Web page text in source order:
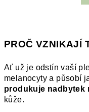
PROČ VZNIKAJÍ
Ať už je odstín vaší
melanocyty a působí
produkuje nadbytek
kůže.